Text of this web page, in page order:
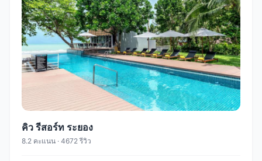
คิว รีสอร์ท ระยอง
8.2 คะแนน · 4672 รีวิว